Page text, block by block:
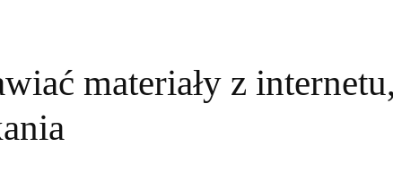
materiały z